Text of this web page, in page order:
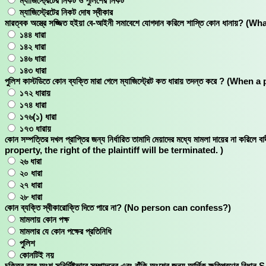
ম্যাজিস্ট্রেটের নিকট দোষ স্বীকার
মারত্বক অস্ত্রে সজ্জিত হইয়া বে-আইনী সমাবেশে যোগদান করিলে শাস্তি
১৪৪ ধারা
১৪২ ধারা
১৪৬ ধারা
১৪৩ ধারা
পুলিশ কাস্টডিতে কোন ব্যক্তি মারা গেলে ম্যাজিস্ট্রেট কত ধারায় তদন্ত
১৭২ ধারায়
১৭৪ ধারা
১৭৬(১) ধারা
১৭৩ ধারায়
কোন সম্পত্তির দখল প্রাপ্তির জন্য নির্ধারিত তামাদি মেয়াদের মধ্যে মামলা
property, the right of the plaintiff will be terminated. )
২৬ ধারা
২০ ধারা
২৭ ধারা
২৮ ধারা
কোন ব্যক্তি স্বীকারোক্তি দিতে পারে না? (No person can confess?)
মামলায় কোন পক্ষ
মামলার যে কোন পক্ষের প্রতিনিধি
পুলিশ
কোনটিই নয়